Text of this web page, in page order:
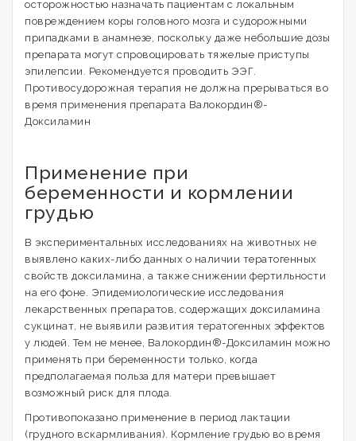
осторожностью назначать пациентам с локальным
повреждением коры головного мозга и судорожными
припадками в анамнезе, поскольку даже небольшие дозы
препарата могут спровоцировать тяжелые приступы
эпилепсии. Рекомендуется проводить ЭЭГ.
Противосудорожная терапия не должна прерываться во
время применения препарата Валокордин®-
Доксиламин
Применение при
беременности и кормлении
грудью
В экспериментальных исследованиях на животных не
выявлено каких-либо данных о наличии тератогенных
свойств доксиламина, а также снижении фертильности
на его фоне. Эпидемиологические исследования
лекарственных препаратов, содержащих доксиламина
сукцинат, не выявили развития тератогенных эффектов
у людей. Тем не менее, Валокордин®-Доксиламин можно
применять при беременности только, когда
предполагаемая польза для матери превышает
возможный риск для плода.
Противопоказано применение в период лактации
(грудного вскармливания). Кормление грудью во время